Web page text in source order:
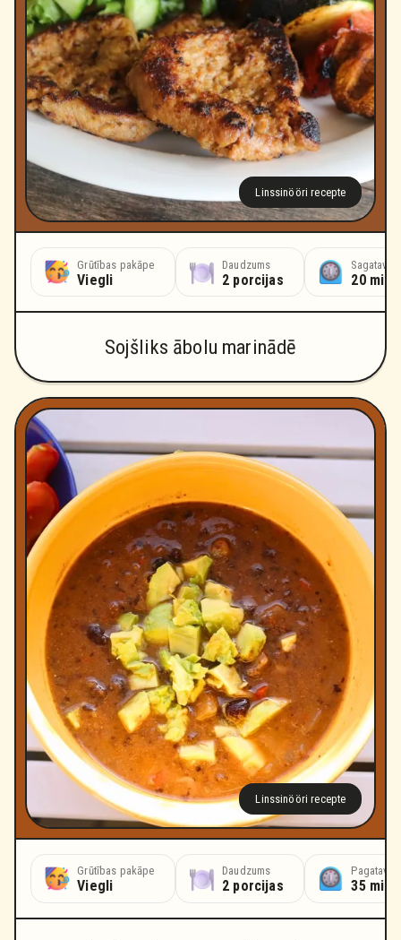
Linssinööri recepte
Grūtības pakāpe
Viegli
Daudzums
2 porcijas 20
Sojšliks ābolu marinādē
Linssinööri recepte
Grūtības pakāpe
Viegli
Daudzums
2 porcijas 35